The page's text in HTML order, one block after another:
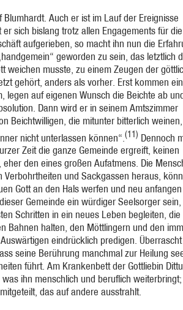
Auch er ist im Lauf der Ereignisse
sich bislang trotz allen Engagements für die
aufgerieben, so macht ihn nun die
geworden zu sein, das letztlich
weichen musste, zu einem Zeugen der
gehört, anders als vorher. Erst kommen
legen auf eigenen Wunsch die Beichte ab
Dann wird er in seinem Amtszimmer
Beichtwilligen, die mitunter bitterlich
nicht unterlassen können“. (11) Dennoch
Zeit die ganze Gemeinde ergreift, keinen
den eines großen Aufatmens. Die
Verbohrtheiten und Sackgassen heraus,
Gott an den Hals werfen und neu
Gemeinde ein würdiger Seelsorger
Schritten in ein neues Leben begleiten, die
Bahnen halten, den Möttlingern und den
eindrücklich predigen.
seine Berührung manchmal zur Heilung
führt. Am Krankenbett der Gottliebin
ihn menschlich und beruflich
das auf andere ausstrahlt.